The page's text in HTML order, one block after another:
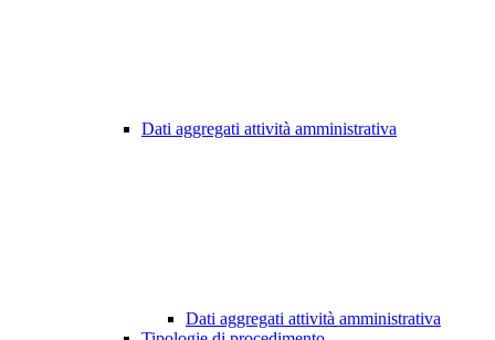
Dati aggregati attività amministrativa
Dati aggregati attività amministrativa